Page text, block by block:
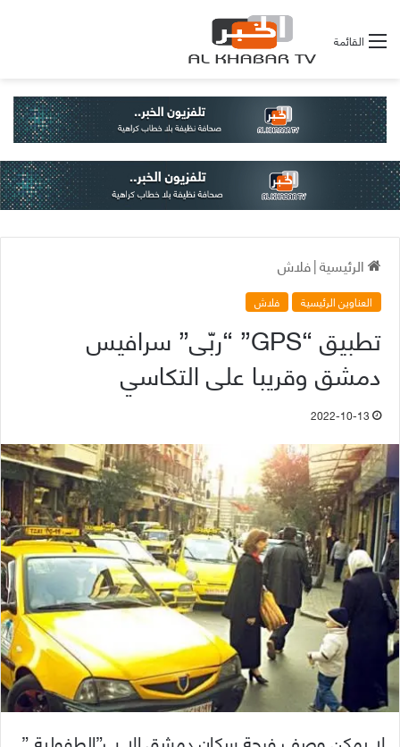
القائمة
الرئيسية|فلاش
العناوين الرئيسية فلاش
تطبيق “GPS” “ربّى” سرافيس
دمشق وقريبا على التكاسي
2022-10-13